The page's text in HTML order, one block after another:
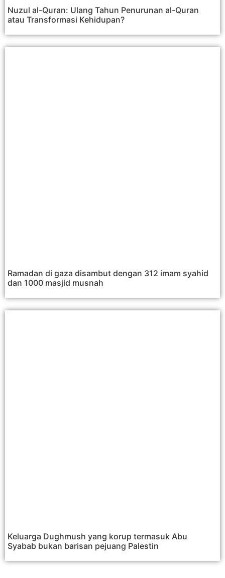
Nuzul al-Quran: Ulang Tahun Penurunan al-Quran
atau Transformasi Kehidupan?
Ramadan di gaza disambut dengan 312 imam syahid
dan 1000 masjid musnah
Keluarga Dughmush yang korup termasuk Abu
Syabab bukan barisan pejuang Palestin